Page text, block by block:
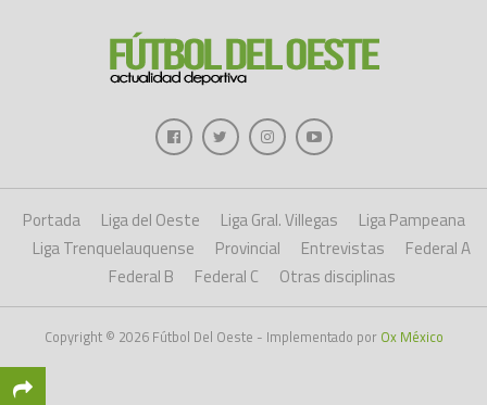
Portada Liga del Oeste Liga Gral. Villegas
Liga Pampeana
Liga Trenquelauquense
Provincial Entrevistas
Federal A
Federal B
Federal C Otras disciplinas
Copyright © 2026 Fútbol Del Oeste - Implementado por Ox México